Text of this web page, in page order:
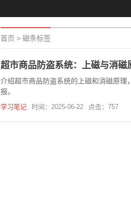
首页 > 磁条标签
超市商品防盗系统：上磁与消磁
介绍超市商品防盗系统的上磁和消磁原
报。
学习笔记 时间：2025-06-22 点击：757